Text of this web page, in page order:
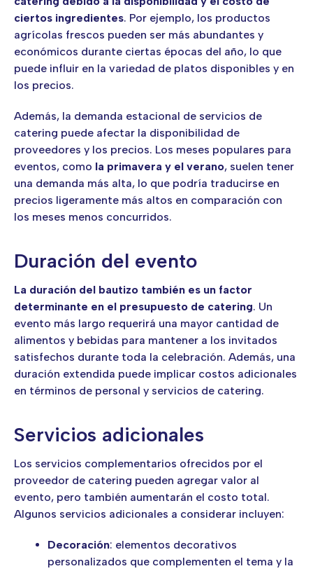
ciertos ingredientes. Por ejemplo, los productos
agrícolas frescos pueden ser más abundantes y
económicos durante ciertas épocas del año, lo que
puede influir en la variedad de platos disponibles y en
los precios.
Además, la demanda estacional de servicios de
catering puede afectar la disponibilidad de
proveedores y los precios. Los meses populares para
eventos, como la primavera y el verano, suelen tener
una demanda más alta, lo que podría traducirse en
precios ligeramente más altos en comparación con
los meses menos concurridos.
Duración del evento
La duración del bautizo también es un factor
determinante en el presupuesto de catering. Un
evento más largo requerirá una mayor cantidad de
alimentos y bebidas para mantener a los invitados
satisfechos durante toda la celebración. Además, una
duración extendida puede implicar costos adicionales
en términos de personal y servicios de catering.
Servicios adicionales
Los servicios complementarios ofrecidos por el
proveedor de catering pueden agregar valor al
evento, pero también aumentarán el costo total.
Algunos servicios adicionales a considerar incluyen:
Decoración: elementos decorativos
personalizados que complementen el tema y la